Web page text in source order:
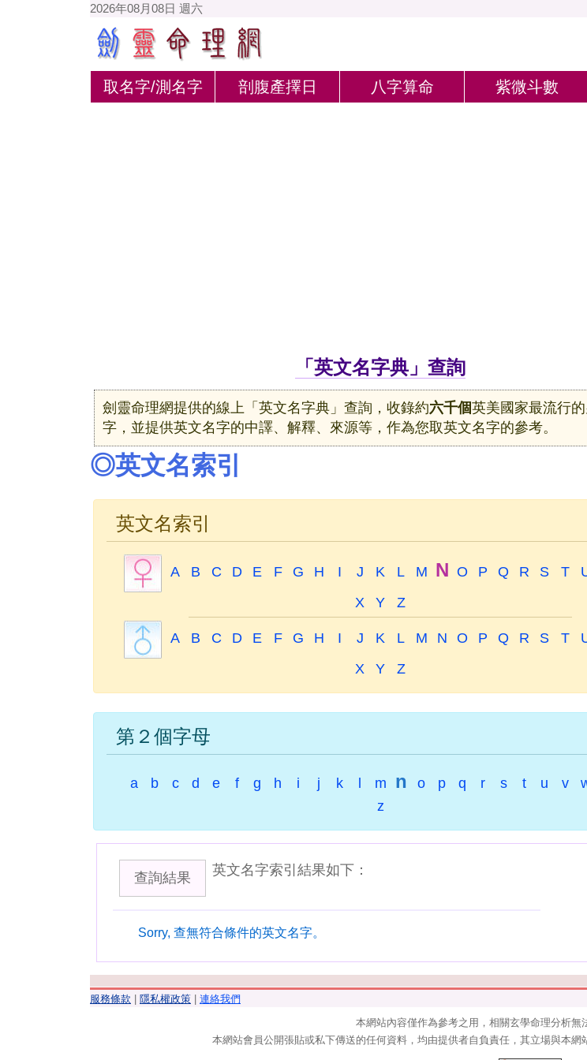
2026年08月08日 週六
取名字/測名字 剖腹產擇日 八字算命 紫微斗數
「英文名字典」查詢
劍靈命理網提供的線上「英文名字典」查詢，收錄約六千個英美國家最流行
字，並提供英文名字的中譯、解釋、來源等，作為您取英文名字的參考。
◎英文名索引
英文名索引
A B C D E F G H I J K L M N O P Q R S T
X
Y Z
A B C D E F G H I J K L M N O P Q R S T
X
Y Z
第２個字母
a b c d e f g h i j k m n o p q r s t u v
z
查詢結果 英文名字索引結果如下：
Sorry, 查無符合條件的英文名字。
服務條款 隱私權政策 連絡我們
本網站內容僅作為參考之用，相關玄學命理分析無
本網站會員公開張貼或私下傳送的任何資料，均由提供者自負責任，其立場與本網